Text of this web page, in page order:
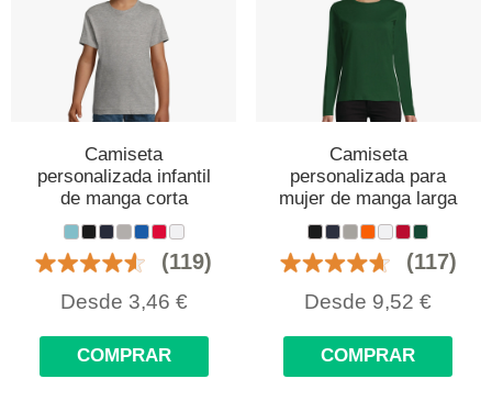
Camiseta
personalizada infantil
de manga corta
(119)
Desde 3,46 €
COMPRAR
Camiseta
personalizada para
mujer de manga larga
(117)
Desde 9,52 €
COMPRAR